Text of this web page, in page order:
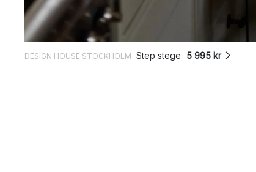
DESIGN HOUSE STOCKHOLM Step stege 5 995 kr